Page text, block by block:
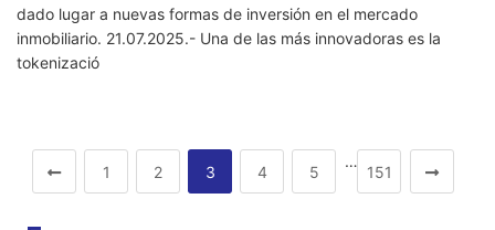
dado lugar a nuevas formas de inversión en el mercado
inmobiliario. 21.07.2025.- Una de las más innovadoras es la
tokenizació
1 2 3 4 5
…
151